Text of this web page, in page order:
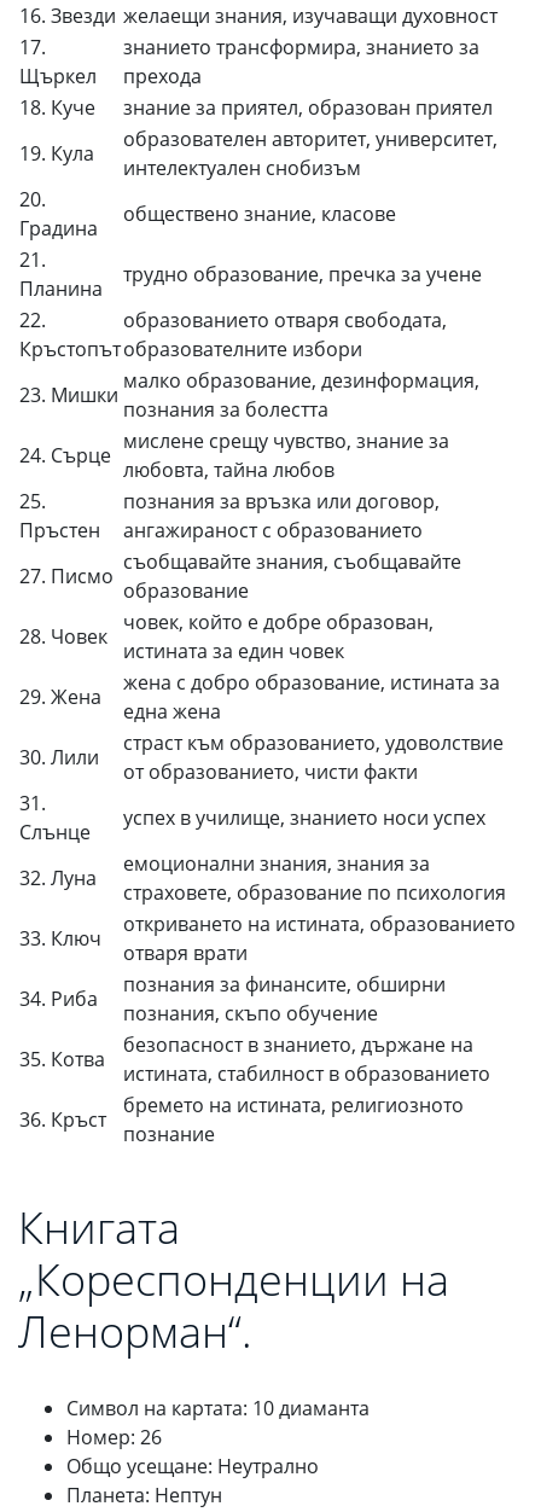
16. Звезди желаещи знания, изучаващи духовност
17.
Щъркел
знанието трансформира, знанието за
прехода
18. Куче
знание за приятел, образован приятел
19. Кула
образователен авторитет, университет,
интелектуален снобизъм
20.
Градина
обществено знание, класове
21.
Планина
трудно образование, пречка за учене
22.
Кръстопът
образованието отваря свободата,
образователните избори
23. Мишки
малко образование, дезинформация,
познания за болестта
24. Сърце
мислене срещу чувство, знание за
любовта, тайна любов
25.
Пръстен
познания за връзка или договор,
ангажираност с образованието
27. Писмо
съобщавайте знания, съобщавайте
образование
28. Човек
човек, който е добре образован,
истината за един човек
29. Жена
жена с добро образование, истината за
една жена
30. Лили
страст към образованието, удоволствие
от образованието, чисти факти
31.
Слънце
успех в училище, знанието носи успех
32. Луна
емоционални знания, знания за
страховете, образование по психология
33. Ключ
откриването на истината, образованието
отваря врати
34. Риба
познания за финансите, обширни
познания, скъпо обучение
35. Котва
безопасност в знанието, държане на
истината, стабилност в образованието
36. Кръст
бремето на истината, религиозното
познание
Книгата
„Кореспонденции на
Ленорман“.
Символ на картата: 10 диаманта
Номер: 26
Общо усещане: Неутрално
Планета: Нептун